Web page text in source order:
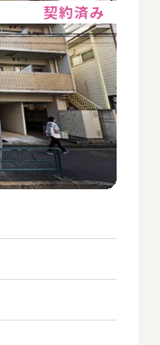
契約済み